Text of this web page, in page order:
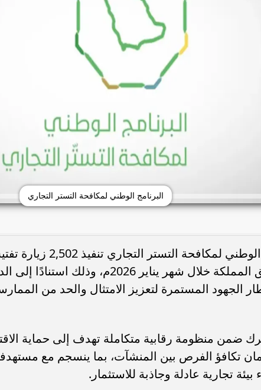
البرنامج الوطني لمكافحة التستر التجاري
أعلن البرنامج الوطني
بمختلف مناطق المملكة خلال شهر يناير
الجهود المستمرة لتعزيز الامتثال والحد من
ضمن منظومة رقابية متكاملة تهدف إلى حماية
بيئة تجارية عادلة وجاذبة للاستثمار.